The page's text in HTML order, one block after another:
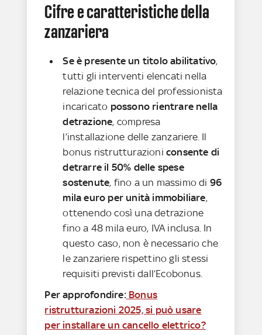
Cifre e caratteristiche della
zanzariera
Se è presente un titolo abilitativo,
tutti gli interventi elencati nella
relazione tecnica del professionista
incaricato possono rientrare nella
detrazione, compresa
l’installazione delle zanzariere. Il
bonus ristrutturazioniconsente di
detrarre il 50% delle spese
sostenute, fino a un massimo di 96
mila euro per unità immobiliare,
ottenendo così una detrazione
fino a 48 mila euro, IVA inclusa. In
questo caso, non è necessario che
le zanzariere rispettino gli stessi
requisiti previsti dall’Ecobonus.
Per approfondire:Bonus
ristrutturazioni 2025, si può usare
per installare un cancello elettrico?